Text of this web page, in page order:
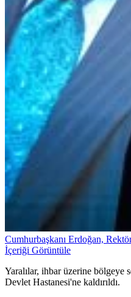
Cumhurbaşkanı Erdoğan,
İçeriği Görüntüle
Yaralılar, ihbar üzerine bölgeye
Devlet Hastanesi'ne kaldırıldı.